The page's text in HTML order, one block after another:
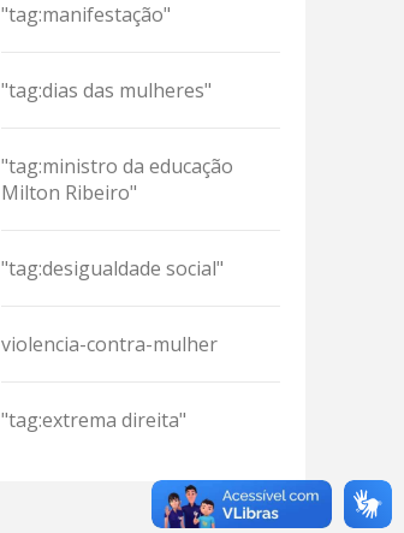
"tag:manifestação"
"tag:dias das mulheres"
"tag:ministro da educação
Milton Ribeiro"
"tag:desigualdade social"
violencia-contra-mulher
"tag:extrema direita"